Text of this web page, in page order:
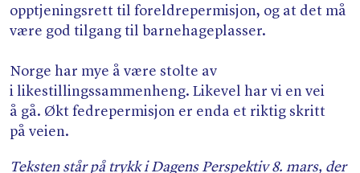
opptjeningsrett til foreldrepermisjon, og at det må
være god tilgang til barnehageplasser.
Norge har mye å være stolte av
i likestillingssammenheng. Likevel har vi en vei
å gå. Økt fedrepermisjon er enda et riktig skritt
på veien.
Teksten står på trykk i Dagens Perspektiv 8. mars, der